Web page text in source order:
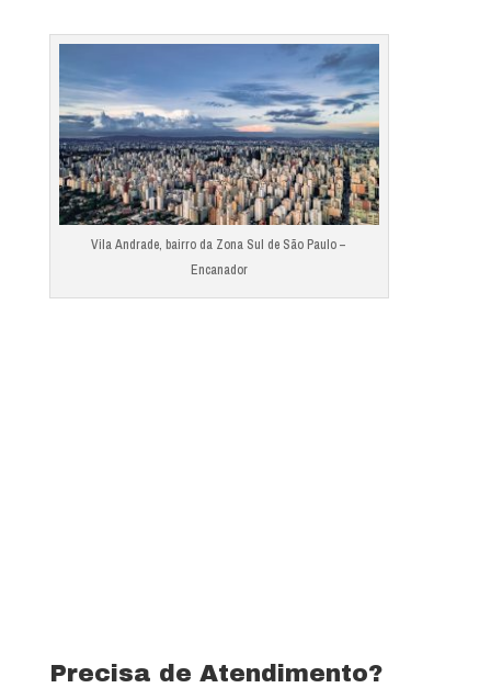
Vila Andrade, bairro da Zona Sul de São Paulo –
Encanador
Precisa de Atendimento?